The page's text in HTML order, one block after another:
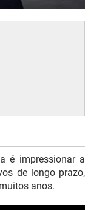
é impressionar a
de longo prazo,
anos.